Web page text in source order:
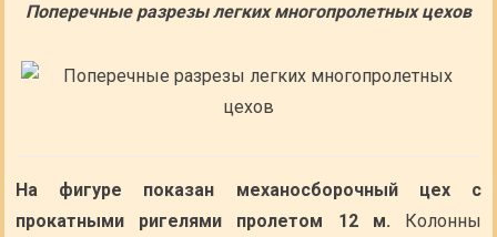
Поперечные разрезы легких многопролетных цехов
На фигуре показан механосборочный цех с
прокатными ригелями пролетом 12 м. Колонны